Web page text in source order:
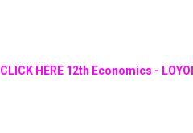
CLICK HERE 12th Economics -